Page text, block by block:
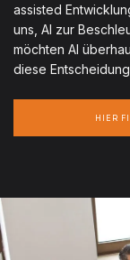
assisted
uns, AI zur
möchten AI
diese
HIER